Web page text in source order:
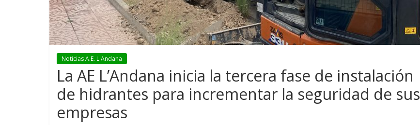
Noticias A.E. L'Andana
La AE L’Andana inicia la tercera fase de instalación
de hidrantes para incrementar la seguridad de sus
empresas